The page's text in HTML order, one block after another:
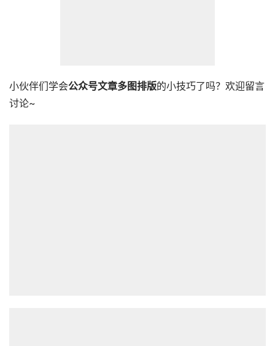
小伙伴们学会公众号文章多图排版的小技巧了吗？欢迎留言
讨论~